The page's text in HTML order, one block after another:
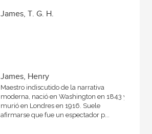
James, T. G. H.
James, Henry
Maestro indiscutido de la narrativa
moderna, nació en Washington en 1843 y
murió en Londres en 1916. Suele
afirmarse que fue un espectador p...